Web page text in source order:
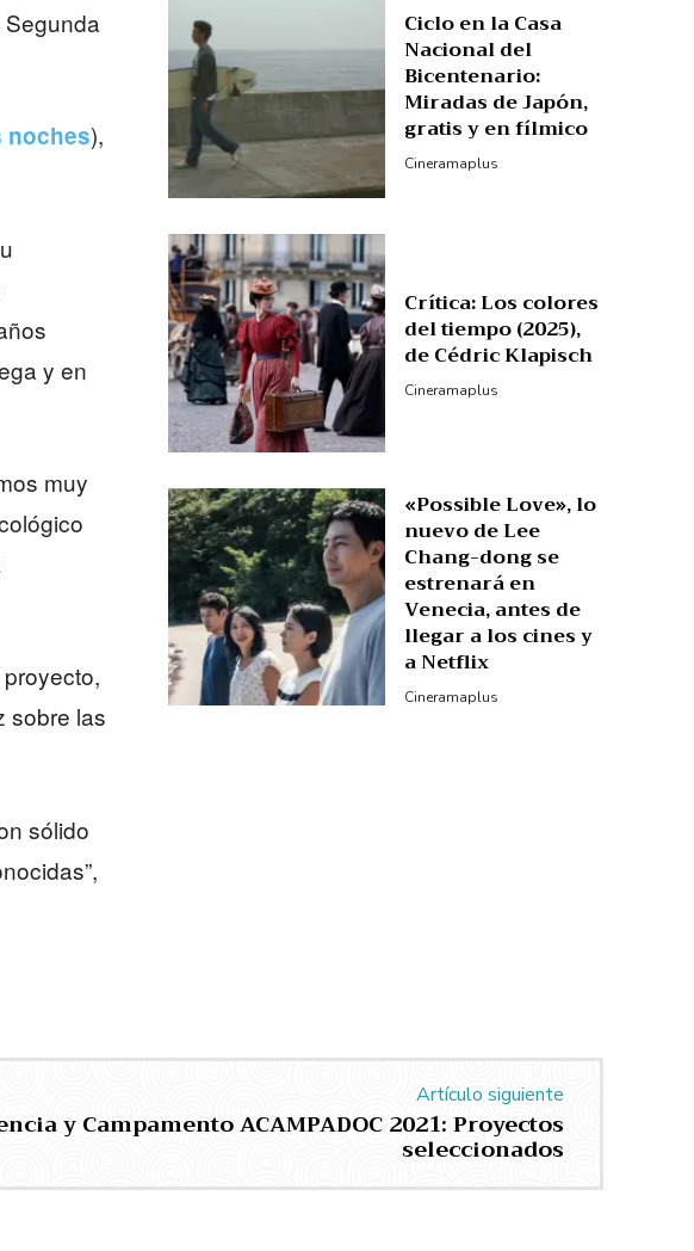
noches),
y en
muy
sobre las
sólido
Ciclo en la Casa
Nacional del
Bicentenario:
Miradas de Japón,
gratis y en fílmico
Cineramaplus
Crítica: Los colores
del tiempo (2025),
de Cédric Klapisch
Cineramaplus
«Possible Love», lo
nuevo de Lee
Chang-dong se
estrenará en
Venecia, antes de
llegar a los cines y
a Netflix
Cineramaplus
Artículo siguiente
y Campamento ACAMPADOC 2021: Proyectos
seleccionados